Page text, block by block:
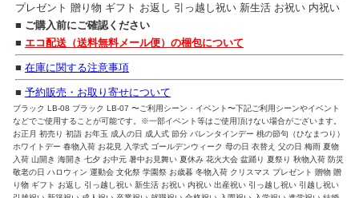
プレゼント 贈り物 ギフト お返し 引っ越し祝い 新生活 お祝い 内祝い
■ ご購入前にご確認ください
■ エコ配送（送料無料メール便）の梱包について
■ 在庫に関する注意事項
■ 予約販売・お取り寄せについて
ブラック LB-08 ブラック LB-07 〜ご利用シーン・イベント〜下記ご利用シーンやイベント
などでご使用することが可能です。※一部イベント等はご使用頂けない場合がございます。
お正月 初売り 初詣 お年玉 成人の日 成人式 節分 バレンタインデー 桃の節句（ひなまつり）
ホワイトデー 春物入荷 お花見 入学式 ゴールデンウィーク 母の日 衣替え 父の日 梅雨 夏物
入荷 山開き 海開き 七夕 お中元 暑中お見舞い 夏休み 花火大会 盆踊り 夏祭り 秋物入荷 防災
敬老の日 ハロウィン 運動会 文化祭 学園祭 お歳暮 冬物入荷 クリスマス プレゼント 贈物 贈
り物 ギフト お返し 引っ越し祝い 新生活 お祝い 内祝い 出産祝い 引っ越し祝い 引越し祝い